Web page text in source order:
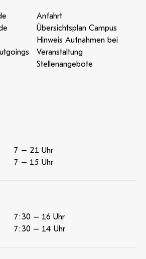
Anfahrt
Übersichtsplan Campus
Hinweis Aufnahmen bei
Veranstaltung
Stellenangebote
7 – 21 Uhr
7 – 15 Uhr
7:30 – 16 Uhr
7:30 – 14 Uhr